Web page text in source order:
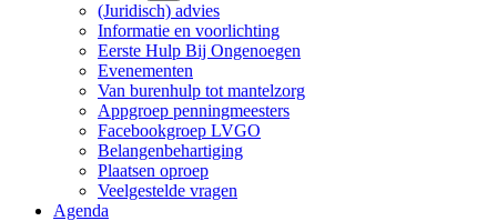
(Juridisch) advies
Informatie en voorlichting
Eerste Hulp Bij Ongenoegen
Evenementen
Van burenhulp tot mantelzorg
Appgroep penningmeesters
Facebookgroep LVGO
Belangenbehartiging
Plaatsen oproep
Veelgestelde vragen
Agenda